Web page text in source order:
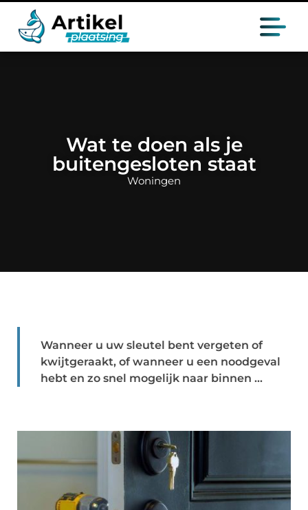
Wat te doen als je
buitengesloten staat
Woningen
Wanneer u uw sleutel bent vergeten of
kwijtgeraakt, of wanneer u een noodgeval
hebt en zo snel mogelijk naar binnen ...